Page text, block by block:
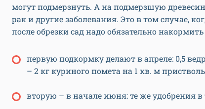
могут подмерзнуть. А на подмерзшую
рак и другие заболевания. Это в том случае,
после обрезки сад надо обязательно
первую подкормку делают в апреле: 0,5
– 2 кг куриного помета на 1 кв. м
вторую – в начале июня: те же удобрения в